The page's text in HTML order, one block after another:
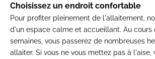
Choisissez un endroit confortable
Pour profiter pleinement de l'allaitement,
d'un espace calme et accueillant. Au cours
semaines, vous passerez de nombreuses
allaiter. Si vous ne vous mettez pas à l'aise,